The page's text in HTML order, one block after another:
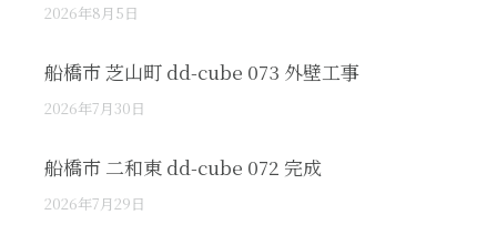
2026年8月5日
船橋市 芝山町 dd-cube 073 外壁工事
2026年7月30日
船橋市 二和東 dd-cube 072 完成
2026年7月29日